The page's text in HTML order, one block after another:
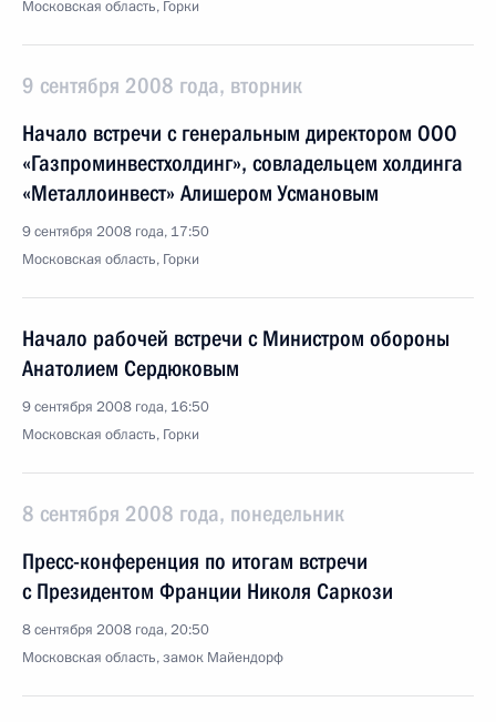
Московская область, Горки
9 сентября 2008 года, вторник
Начало встречи с генеральным директором ООО
«Газпроминвестхолдинг», совладельцем холдинга
«Металлоинвест» Алишером Усмановым
9 сентября 2008 года, 17:50
Московская область, Горки
Начало рабочей встречи с Министром обороны
Анатолием Сердюковым
9 сентября 2008 года, 16:50
Московская область, Горки
8 сентября 2008 года, понедельник
Пресс-конференция по итогам встречи
с Президентом Франции Николя Саркози
8 сентября 2008 года, 20:50
Московская область, замок Майендорф